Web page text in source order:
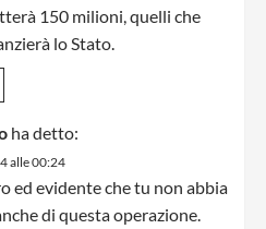
150 milioni, quelli che
lo Stato.
ha detto:
alle 00:24
ed evidente che tu non abbia
di questa operazione.